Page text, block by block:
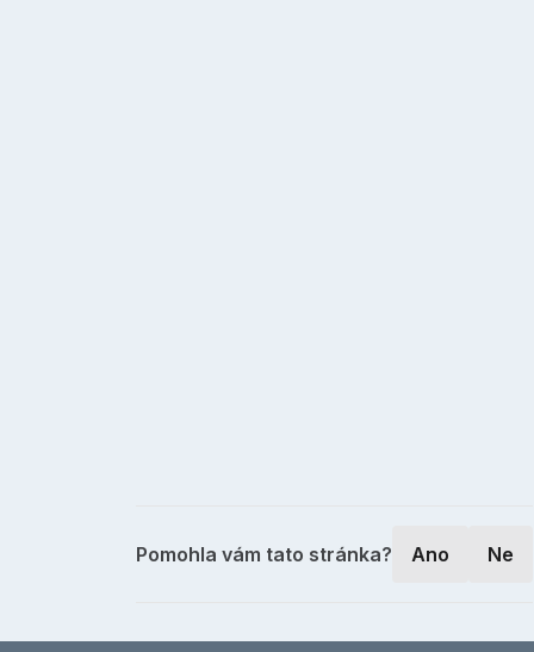
Pomohla vám tato stránka? Ano Ne